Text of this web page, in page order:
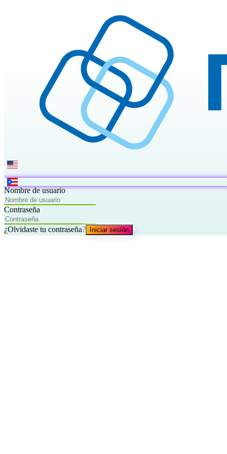
|
Nombre de usuario
Contraseña
¿Olvidaste tu contraseña? Iniciar sesión